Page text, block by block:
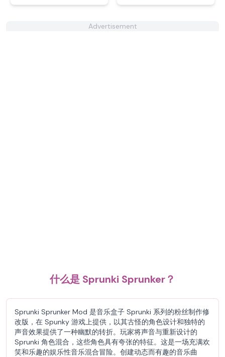
Advertisement
什么是 Sprunki Sprunker？
Sprunki Sprunker Mod 是音乐盒子 Sprunki 系列的粉丝制作修
改版，在 Spunky 游戏上提供，以其古怪的角色设计和独特的
声音效果提供了一种幽默的转折。玩家将声音与重新设计的
Sprunki 角色混合，这些角色具有夸张的特征。这是一场充满欢
笑和乐趣的娱乐性音乐混合冒险。创建动态而有趣的音乐曲